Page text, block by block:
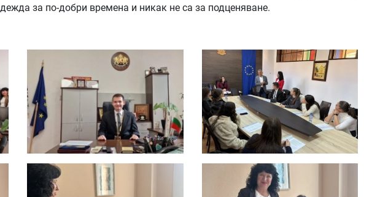
за по-добри времена и никак не са за подценяване.